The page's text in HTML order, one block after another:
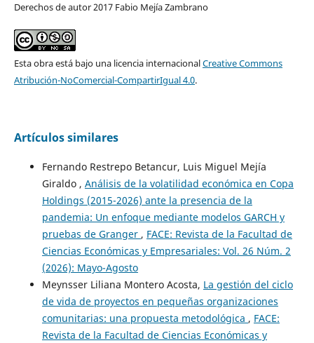
Derechos de autor 2017 Fabio Mejía Zambrano
Esta obra está bajo una licencia internacionalCreative Commons
Atribución-NoComercial-CompartirIgual 4.0.
Artículos similares
Fernando Restrepo Betancur, Luis Miguel Mejía
Giraldo , Análisis de la volatilidad económica en Copa
Holdings (2015-2026) ante la presencia de la
pandemia: Un enfoque mediante modelos GARCH y
pruebas de Granger , FACE: Revista de la Facultad de
Ciencias Económicas y Empresariales: Vol. 26 Núm. 2
(2026): Mayo-Agosto
Meynsser Liliana Montero Acosta, La gestión del ciclo
de vida de proyectos en pequeñas organizaciones
comunitarias: una propuesta metodológica , FACE:
Revista de la Facultad de Ciencias Económicas y